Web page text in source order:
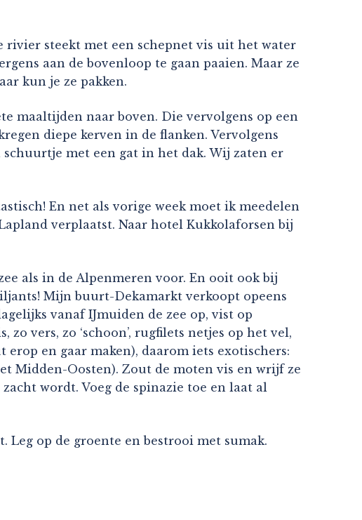
rivier steekt met een schepnet vis uit het water
aan de bovenloop te gaan paaien. Maar ze
kun je ze pakken.
maaltijden naar boven. Die vervolgens op een
diepe kerven in de flanken. Vervolgens
met een gat in het dak. Wij zaten er
En net als vorige week moet ik meedelen
verplaatst. Naar hotel Kukkolaforsen bij
als in de Alpenmeren voor. En ooit ook bij
Mijn buurt-Dekamarkt verkoopt opeens
vanaf IJmuiden de zee op, vist op
vers, zo ‘schoon’, rugfilets netjes op het vel,
en gaar maken), daarom iets exotischers:
Midden-Oosten). Zout de moten vis en wrijf ze
wordt. Voeg de spinazie toe en laat al
op de groente en bestrooi met sumak.